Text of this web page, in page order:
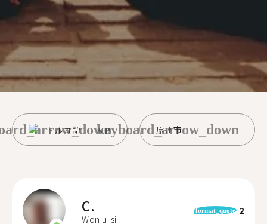
トルコ語 原州市
keyboard_arrow_down
C.
Wonju-si
format_quote 2